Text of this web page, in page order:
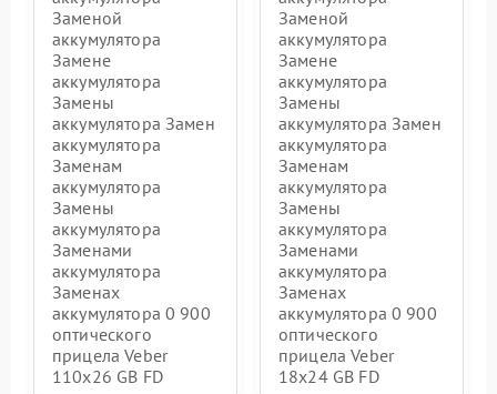
Заменой
аккумулятора
Замене
аккумулятора
Замены
аккумулятора Замен
аккумулятора
Заменам
аккумулятора
Замены
аккумулятора
Заменами
аккумулятора
Заменах
аккумулятора 0 900
оптического
прицела Veber
110х26 GB FD
Заменой
аккумулятора
Замене
аккумулятора
Замены
аккумулятора Замен
аккумулятора
Заменам
аккумулятора
Замены
аккумулятора
Заменами
аккумулятора
Заменах
аккумулятора 0 900
оптического
прицела Veber
18x24 GB FD